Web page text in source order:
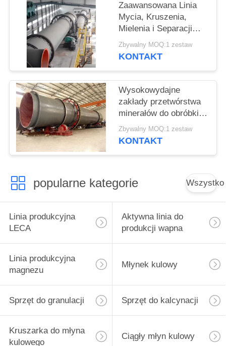
POLITYKA
PRYWATNOŚCI
Zaawansowana Linia
Mycia, Kruszenia,
Mielenia i Separacji
Rudy - Rozwiązania
Dostosowane do
Zbywalny MOQ:1 zestaw
KONTAKT
Wysokowydajne
zakłady przetwórstwa
minerałów do obróbki
rudy złota/
żelaza/miedzi
Zbywalny MOQ:1 zestaw
KONTAKT
popularne kategorie Wszystko
Linia produkcyjna
LECA
Aktywna linia do
produkcji wapna
Linia produkcyjna
magnezu
Młynek kulowy
Sprzęt do granulacji Sprzęt do kalcynacji
Kruszarka do młyna
kulowego
Ciągły młyn kulowy